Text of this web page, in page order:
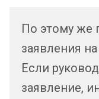
По этому же
заявления
Если
заявление,